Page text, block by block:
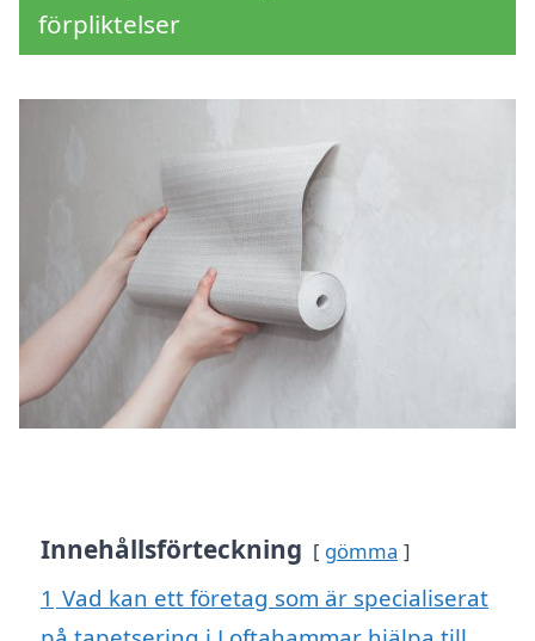
förpliktelser
Innehållsförteckning gömma
1 Vad kan ett företag som är specialiserat